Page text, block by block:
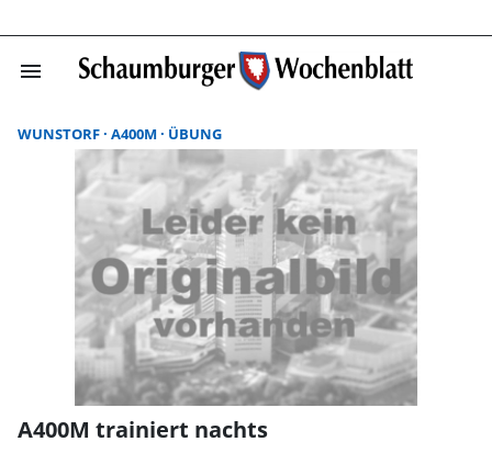
menu
WUNSTORF A400M ÜBUNG
A400M trainiert nachts